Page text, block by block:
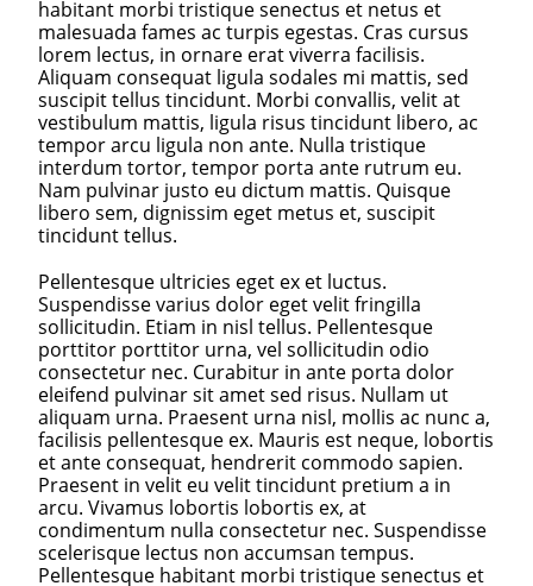
habitant morbi tristique senectus et netus et
malesuada fames ac turpis egestas. Cras cursus
lorem lectus, in ornare erat viverra facilisis.
Aliquam consequat ligula sodales mi mattis, sed
suscipit tellus tincidunt. Morbi convallis, velit at
vestibulum mattis, ligula risus tincidunt libero, ac
tempor arcu ligula non ante. Nulla tristique
interdum tortor, tempor porta ante rutrum eu.
Nam pulvinar justo eu dictum mattis. Quisque
libero sem, dignissim eget metus et, suscipit
tincidunt tellus.
Pellentesque ultricies eget ex et luctus.
Suspendisse varius dolor eget velit fringilla
sollicitudin. Etiam in nisl tellus. Pellentesque
porttitor porttitor urna, vel sollicitudin odio
consectetur nec. Curabitur in ante porta dolor
eleifend pulvinar sit amet sed risus. Nullam ut
aliquam urna. Praesent urna nisl, mollis ac nunc a,
facilisis pellentesque ex. Mauris est neque, lobortis
et ante consequat, hendrerit commodo sapien.
Praesent in velit eu velit tincidunt pretium a in
arcu. Vivamus lobortis lobortis ex, at
condimentum nulla consectetur nec. Suspendisse
scelerisque lectus non accumsan tempus.
Pellentesque habitant morbi tristique senectus et